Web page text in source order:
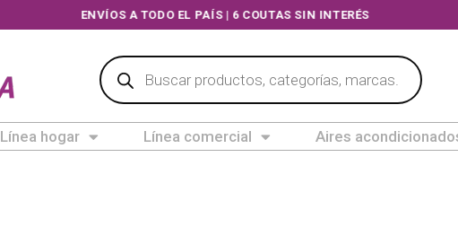
ENVÍOS A TODO EL PAÍS | 6 COUTAS SIN INTERÉS
Línea hogar Línea comercial Aires